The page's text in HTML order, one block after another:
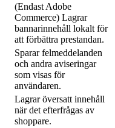
(Endast Adobe
Commerce) Lagrar
bannarinnehåll lokalt för
att förbättra prestandan.
Sparar felmeddelanden
och andra aviseringar
som visas för
användaren.
Lagrar översatt innehåll
när det efterfrågas av
shoppare.